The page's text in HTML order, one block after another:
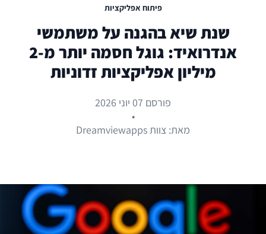
פיתוח אפליקציות
שנת שיא בהגנה על משתמשי
אנדרואיד: גוגל חסמה יותר מ-2
מיליון אפליקציות זדוניות
פורסם 07 יוני 2026
•
מאת: צוות Dreamviewapps